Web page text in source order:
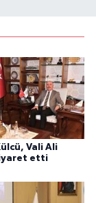
Vali Ali
etti